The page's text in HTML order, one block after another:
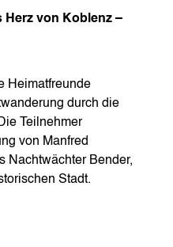
von Koblenz –
Heimatfreunde
durch die
Teilnehmer
von Manfred
Nachtwächter Bender,
Stadt.